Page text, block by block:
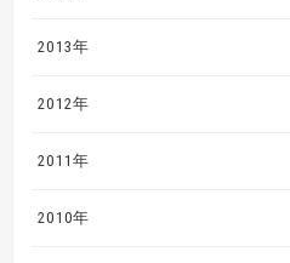
2013年
2012年
2011年
2010年